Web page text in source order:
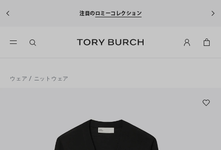
注目のロミーコレクション
ウェア / ニットウェア